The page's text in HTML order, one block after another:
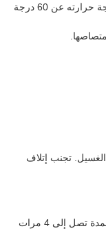
3) لا تقم بكي المنشفة أو لمس الماء الذي تزيد درجة حرارته عن 60 درجة
تجنب إتلاف
5) آخر وقت طويل.يمكن أن تدوم الألياف الدقيقة لمدة تصل إلى 4 مرات